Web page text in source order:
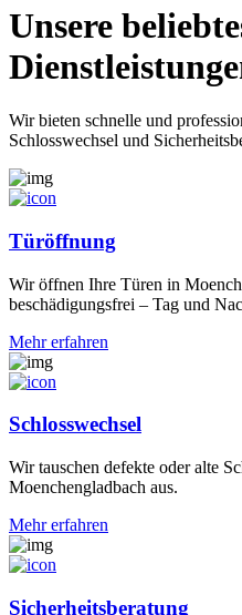
Unsere
Wir bieten schnelle und
Schlosswechsel und
Türöffnung
Wir öffnen Ihre Türen in
beschädigungsfrei – Tag und
Mehr erfahren
Schlosswechsel
Wir tauschen defekte oder alte
Moenchengladbach aus.
Mehr erfahren
Sicherheitsberatung